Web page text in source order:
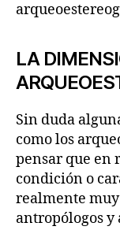
LA
Sin duda
como los
pensar que en
condición o
realmente
antropólogos y